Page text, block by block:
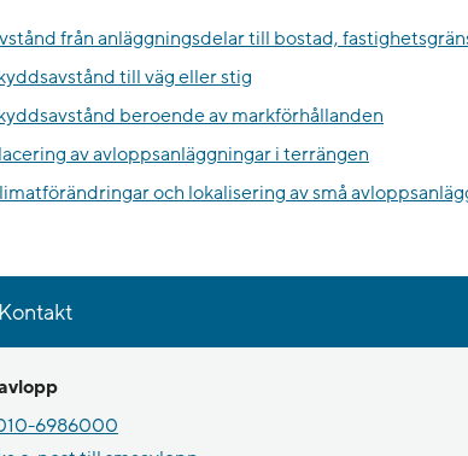
från anläggningsdelar till bostad,
till väg eller stig
beroende av markförhållanden
av avloppsanläggningar i terrängen
och lokalisering av små
Kontakt
6986000